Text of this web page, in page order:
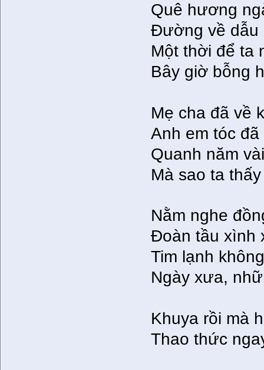
Quê hương
Đường về dẫu
Một thời để ta
Bây giờ bỗng
Mẹ cha đã về
Anh em tóc
Quanh năm
Mà sao ta
Nằm nghe
Đoàn tầu xình
Tim lạnh
Ngày xưa,
Khuya rồi mà
Thao thức